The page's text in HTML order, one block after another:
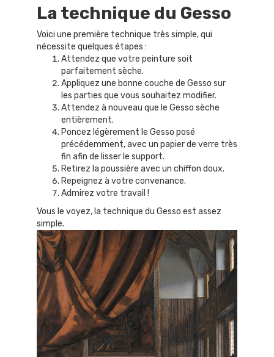
La technique du Gesso
Voici une première technique très simple, qui
nécessite quelques étapes :
Attendez que votre peinture soit
parfaitement sèche.
Appliquez une bonne couche de Gesso sur
les parties que vous souhaitez modifier.
Attendez à nouveau que le Gesso sèche
entièrement.
Poncez légèrement le Gesso posé
précédemment, avec un papier de verre très
fin afin de lisser le support.
Retirez la poussière avec un chiffon doux.
Repeignez à votre convenance.
Admirez votre travail !
Vous le voyez, la technique du Gesso est assez
simple.